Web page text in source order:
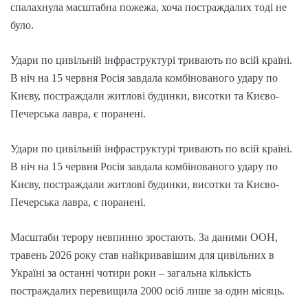
спалахнула масштабна пожежа, хоча постраждалих тоді не
було.
Удари по цивільній інфраструктурі тривають по всій країні.
В ніч на 15 червня Росія завдала комбінованого удару по
Києву, постраждали житлові будинки, висотки та Києво-
Печерська лавра, є поранені.
Удари по цивільній інфраструктурі тривають по всій країні.
В ніч на 15 червня Росія завдала комбінованого удару по
Києву, постраждали житлові будинки, висотки та Києво-
Печерська лавра, є поранені.
Масштаби терору невпинно зростають. За даними ООН,
травень 2026 року став найкривавішим для цивільних в
Україні за останні чотири роки – загальна кількість
постраждалих перевищила 2000 осіб лише за один місяць.